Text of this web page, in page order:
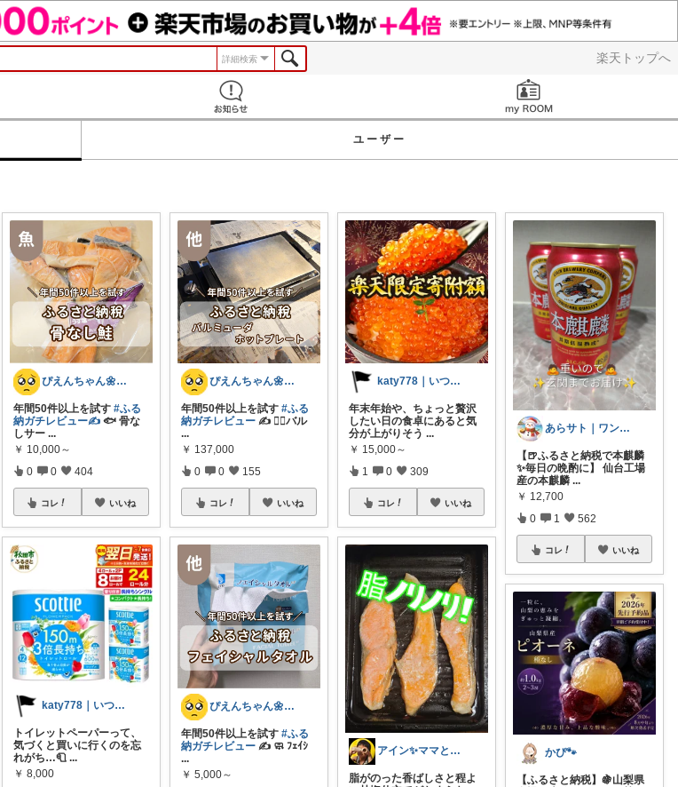
楽天トップへ
詳細検索
ユーザー
ぴえんちゃん🌼爆買い比較ママ
年間50件以上を試す#ふる
納ガチレビュー✍️ 🐟 骨な
しサー ...
￥ 10,000～
0 0 404
コレ いいね
katy778｜いつも有難うございます✨
トイレットペーパーって、
気づくと買いに行くのを忘
れがち…🧻...
￥ 8,000
ぴえんちゃん🌼爆買い比較ママ
年間50件以上を試す#ふる
納ガチレビュー ✍️ ❤️‍🔥バル
...
￥ 137,000
0 0 155
コレ いいね
ぴえんちゃん🌼爆買い比較ママ
年間50件以上を試す#ふる
納ガチレビュー ✍️ 🧼 ﾌｪｲｼ
...
￥ 5,000～
katy778｜いつも有難うございます✨
年末年始や、ちょっと贅沢
したい日の食卓にあると気
分が上がりそう ...
￥ 15,000～
1 0 309
コレ いいね
アイン✨ママと子供と食べ物と🍭
脂がのった香ばしさと程よ
あらサト｜ワンオペ4児ママ👶
【🍺ふるさと納税で本麒麟
✨毎日の晩酌に】 仙台工場
産の本麒麟 ...
￥ 12,700
0 1 562
コレ いいね
かぴ🐾
【ふるさと納税】🍇山梨県